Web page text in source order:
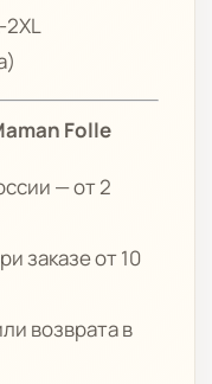
2XL
Folle
— от 2
заказе от 10
возврата в